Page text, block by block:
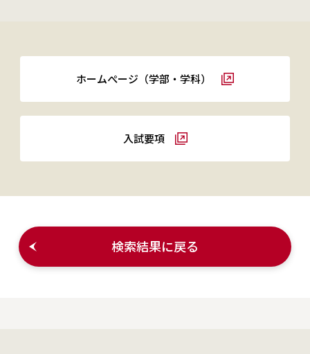
ホームぺージ（学部・学科）
入試要項
検索結果に戻る